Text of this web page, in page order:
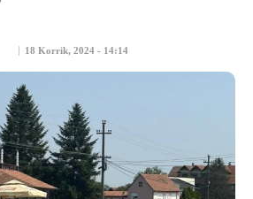
18 Korrik, 2024 - 14:14